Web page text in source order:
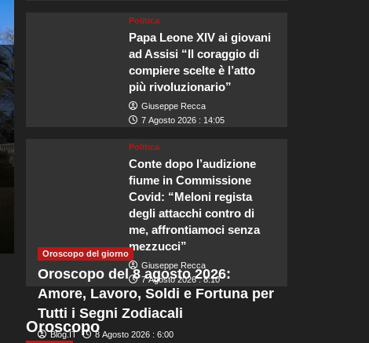
Lo spettacolare sciame
illuminerà i cieli
7 Agosto 2026 : 23:50
Il 2026 rappresenta un anno straordinario per gli eventi astronomici.
ha inviato un audace...
di
più
su
Lo
spettacolare
sciame
di
Politica
Papa Leone XIV ai giovani
ad Assisi “Il coraggio di
compiere scelte è l’atto
più rivoluzionario”
Giuseppe Recca
7 Agosto 2026 : 14:05
Politica
Conte dopo l’audizione
fiume in Commissione
Covid: “Meloni regista
degli attacchi contro di
me, affrontiamoci senza
mezzucci”
Giuseppe Recca
7 Agosto 2026 : 8:10
Oroscopo
Oroscopo del giorno
Oroscopo del 8 agosto 2026:
Amore, Lavoro, Soldi e Fortuna per
Tutti i Segni Zodiacali
Blog.IT 8 Agosto 2026 : 6:00